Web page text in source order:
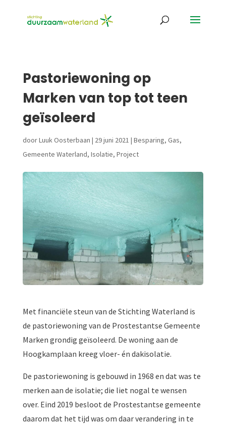
Pastoriewoning op
Marken van top tot teen
geïsoleerd
doorLuuk Oosterbaan | 29 juni 2021 | Besparing, Gas,
Gemeente Waterland, Isolatie, Project
Met financiële steun van de Stichting Waterland is
de pastoriewoning van de Prostestantse Gemeente
Marken grondig geïsoleerd. De woning aan de
Hoogkamplaan kreeg vloer- én dakisolatie.
De pastoriewoning is gebouwd in 1968 en dat was te
merken aan de isolatie; die liet nogal te wensen
over. Eind 2019 besloot de Prostestantse gemeente
daarom dat het tijd was om daar verandering in te